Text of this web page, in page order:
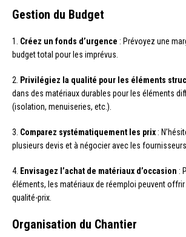
Gestion du Budget
1. Créez un fonds d’urgence : Prévoyez une
budget total pour les imprévus.
2. Privilégiez la qualité pour les éléments
dans des matériaux durables pour les éléments
(isolation, menuiseries, etc.).
3. Comparez systématiquement les prix :
plusieurs devis et à négocier avec les fournisseurs.
4. Envisagez l’achat de matériaux d’occasion :
éléments, les matériaux de réemploi peuvent
qualité-prix.
Organisation du Chantier